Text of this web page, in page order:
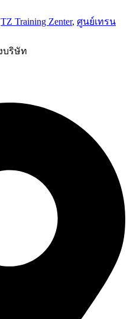
TZ Training Zenter, ศูนย์เทรน